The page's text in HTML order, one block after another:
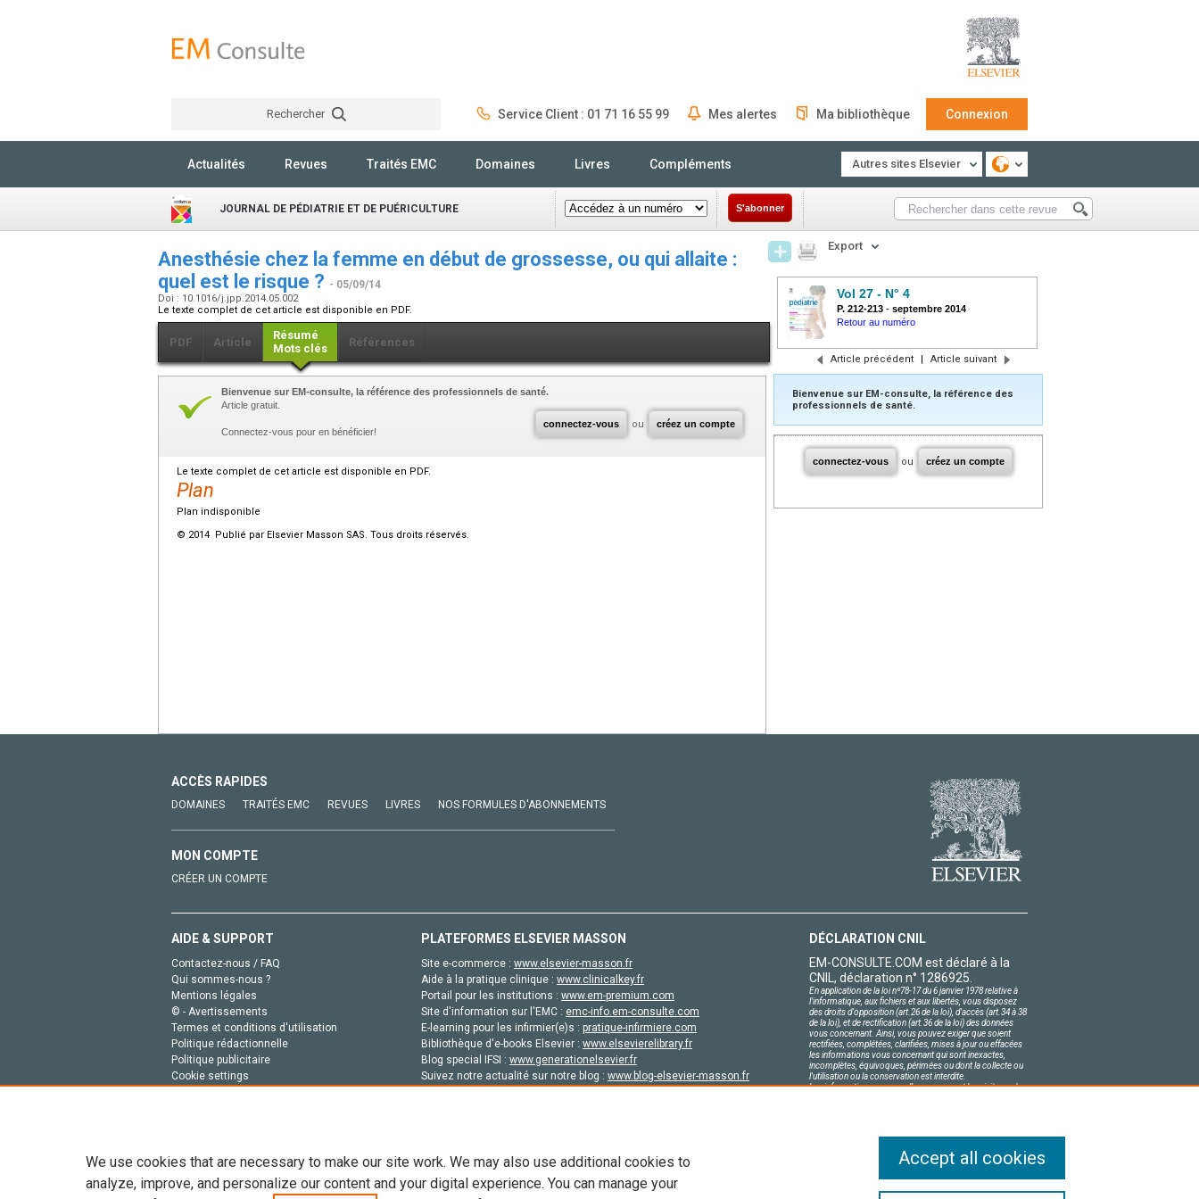
Rechercher Service Client : 01 71 16 55 99 Mes alertes Ma bibliothèque Connexion
Actualités Revues Traités EMC Domaines Livres Compléments Autres sites Elsevier
JOURNAL DE PÉDIATRIE ET DE PUÉRICULTURE S'abonner
Anesthésie chez la femme en début de grossesse, ou qui allaite :
quel est le risque ? - 05/09/14
Doi : 10.1016/j.jpp.2014.05.002
Le texte complet de cet article est disponible en PDF.
PDF Article
Résumé
Mots clés
Références
connectez-vous ou créez un compte
Bienvenue sur EM-consulte, la référence des professionnels de santé.
Article gratuit.
Connectez-vous pour en bénéficier!
Le texte complet de cet article est disponible en PDF.
Plan
Plan indisponible
© 2014 Publié par Elsevier Masson SAS. Tous droits réservés.
Export
Vol 27 - N° 4
P. 212-213 - septembre 2014
Retour au numéro
Article précédent | Article suivant
Bienvenue sur EM-consulte, la référence des
professionnels de santé.
connectez-vous ou créez un compte
ACCÈS RAPIDES
DOMAINES TRAITÉS EMC REVUES LIVRES NOS FORMULES D'ABONNEMENTS
MON COMPTE
CRÉER UN COMPTE
AIDE & SUPPORT
Contactez-nous / FAQ
Qui sommes-nous ?
Mentions légales
© - Avertissements
Termes et conditions d'utilisation
Politique rédactionnelle
Politique publicitaire
Cookie settings
PLATEFORMES ELSEVIER MASSON
Site e-commerce : www.elsevier-masson.fr
Aide à la pratique clinique : www.clinicalkey.fr
Portail pour les institutions : www.em-premium.com
Site d'information sur l'EMC : emc-info.em-consulte.com
E-learning pour les infirmier(e)s : pratique-infirmiere.com
Bibliothèque d'e-books Elsevier : www.elsevierelibrary.fr
Blog special IFSI : www.generationelsevier.fr
Suivez notre actualité sur notre blog : www.blog-elsevier-masson.fr
DÉCLARATION CNIL
EM-CONSULTE.COM est déclaré à la
CNIL, déclaration n° 1286925.
En application de la loi nº78-17 du 6 janvier 1978 relative à
l'informatique, aux fichiers et aux libertés, vous disposez
des droits d'opposition (art.26 de la loi), d'accès (art.34 à 38
de la loi), et de rectification (art.36 de la loi) des données
vous concernant. Ainsi, vous pouvez exiger que soient
rectifiées, complétées, clarifiées, mises à jour ou effacées
les informations vous concernant qui sont inexactes,
incomplètes, équivoques, périmées ou dont la collecte ou
l'utilisation ou la conservation est interdite.
Les informations personnelles concernant les visiteurs de
We use cookies that are necessary to make our site work. We may also use additional cookies to
analyze, improve, and personalize our content and your digital experience. You can manage your
Accept all cookies